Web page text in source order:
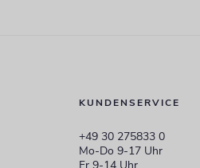
KUNDENSERVICE
+49 30 275833 0
Mo-Do 9-17 Uhr
Fr 9-14 Uhr